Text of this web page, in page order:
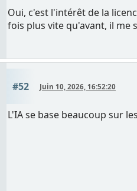
Oui, c'est l'intérêt de la
fois plus vite qu'avant, il me
#52 Juin 10, 2026, 16:52:20
L'IA se base beaucoup sur